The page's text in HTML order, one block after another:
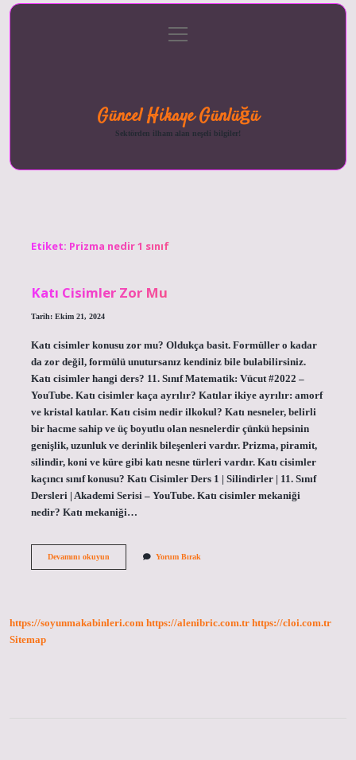
menüyü
aç
Güncel Hikaye Günlüğü
Sektörden ilham alan neşeli bilgiler!
Etiket: Prizma nedir 1 sınıf
Katı Cisimler Zor Mu
Tarih: Ekim 21, 2024
Katı cisimler konusu zor mu? Oldukça basit. Formüller o kadar
da zor değil, formülü unutursanız kendiniz bile bulabilirsiniz.
Katı cisimler hangi ders? 11. Sınıf Matematik: Vücut #2022 –
YouTube. Katı cisimler kaça ayrılır? Katılar ikiye ayrılır: amorf
ve kristal katılar. Katı cisim nedir ilkokul? Katı nesneler, belirli
bir hacme sahip ve üç boyutlu olan nesnelerdir çünkü hepsinin
genişlik, uzunluk ve derinlik bileşenleri vardır. Prizma, piramit,
silindir, koni ve küre gibi katı nesne türleri vardır. Katı cisimler
kaçıncı sınıf konusu? Katı Cisimler Ders 1 | Silindirler | 11. Sınıf
Dersleri | Akademi Serisi – YouTube. Katı cisimler mekaniği
nedir? Katı mekaniği…
Devamını okuyunKatı
Yorum Bırak
https://soyunmakabinleri.com https://alenibric.com.tr https://cloi.com.tr
Sitemap